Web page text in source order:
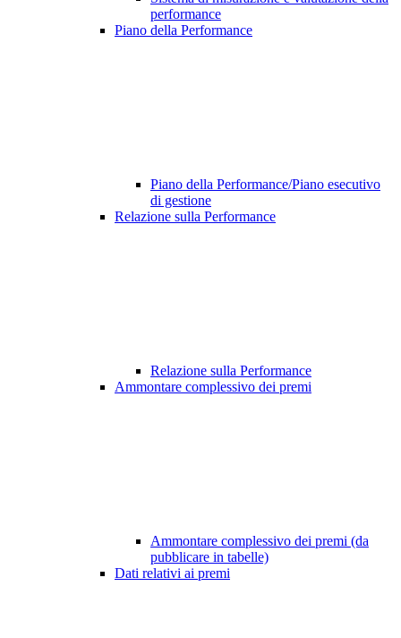
performance
Piano della Performance
Piano della Performance/Piano esecutivo
di gestione
Relazione sulla Performance
Relazione sulla Performance
Ammontare complessivo dei premi
Ammontare complessivo dei premi (da
pubblicare in tabelle)
Dati relativi ai premi